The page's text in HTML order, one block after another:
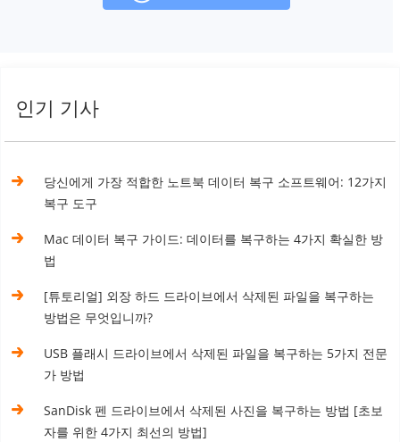
인기 기사
당신에게 가장 적합한 노트북 데이터 복구 소프트웨어: 12가지
복구 도구
Mac 데이터 복구 가이드: 데이터를 복구하는 4가지 확실한 방
법
[튜토리얼] 외장 하드 드라이브에서 삭제된 파일을 복구하는
방법은 무엇입니까?
USB 플래시 드라이브에서 삭제된 파일을 복구하는 5가지 전문
가 방법
SanDisk 펜 드라이브에서 삭제된 사진을 복구하는 방법 [초보
자를 위한 4가지 최선의 방법]